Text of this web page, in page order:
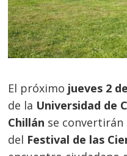
El próximo jueves 2
de la Universidad de
Chillán se
del Festival de las